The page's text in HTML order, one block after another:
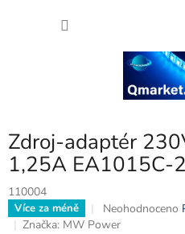
Zdroj-adaptér
1,25A EA1015C-
110004
Více za méně
Průměrné
hodnocení
Neohodnoceno
Značka: MW Power